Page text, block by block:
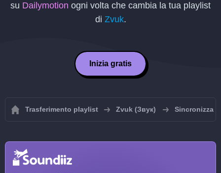
su Dailymotion ogni volta che cambia la tua playlist
di Zvuk.
Inizia gratis
Trasferimento playlist Zvuk (Звук) Sincronizza